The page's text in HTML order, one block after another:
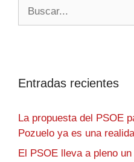
Entradas recientes
La propuesta del PSOE
Pozuelo ya es una
El PSOE lleva a pleno